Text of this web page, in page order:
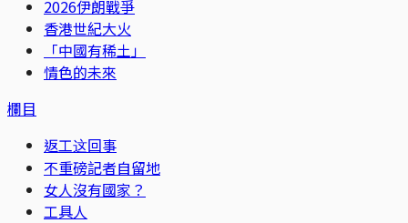
2026伊朗戰爭
香港世紀大火
「中國有稀土」
情色的未來
欄目
返工这回事
不重磅記者自留地
女人沒有國家？
工具人